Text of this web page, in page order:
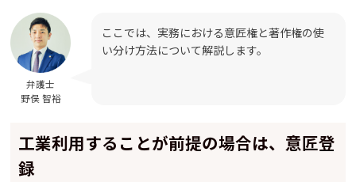
弁護士
野俣 智裕
ここでは、実務における意匠権と著作権の使
い分け方法について解説します。
工業利用することが前提の場合は、意匠登
録